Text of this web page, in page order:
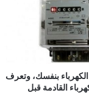
بنفسك، وتعرف
القادمة قبل